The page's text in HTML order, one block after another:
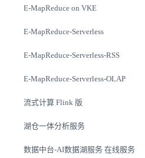
E-MapReduce on VKE
E-MapReduce-Serverless
E-MapReduce-Serverless-RSS
E-MapReduce-Serverless-OLAP
流式计算 Flink 版
湖仓一体分析服务
数据中台-AI数据湖服务 在线服务